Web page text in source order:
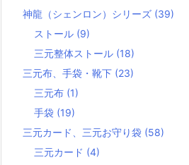
神龍（シェンロン）シリーズ (39)
ストール (9)
三元整体ストール (18)
三元布、手袋・靴下 (23)
三元布 (1)
手袋 (19)
三元カード、三元お守り袋 (58)
三元カード (4)